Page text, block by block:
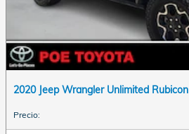
2020 Jeep Wrangler Unlimited Rubicon
Precio: